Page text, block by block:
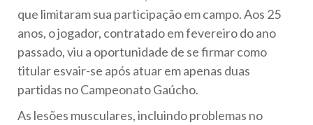
que limitaram sua participação em campo. Aos 25
anos, o jogador, contratado em fevereiro do ano
passado, viu a oportunidade de se firmar como
titular esvair-se após atuar em apenas duas
partidas no Campeonato Gaúcho.
As lesões musculares, incluindo problemas no